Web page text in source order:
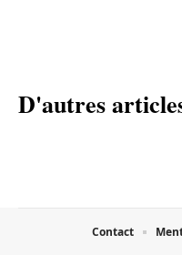
D'autres
Contact